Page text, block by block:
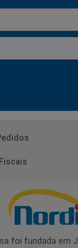
foi fundada em